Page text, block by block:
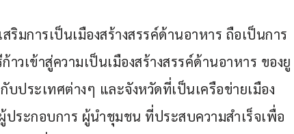
ริมการเป็นเมืองสร้างสรรค์ด้านอาหาร ถือเป็นการ
เข้าสู่ความเป็นเมืองสร้างสรรค์ด้านอาหาร ของยู
บประเทศต่างๆ และจังหวัดที่เป็นเครือข่ายเมือง
ประกอบการ ผู้นำชุมชน ที่ประสบความสำเร็จเพื่อ